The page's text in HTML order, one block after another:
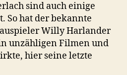
sind auch einige
So hat der bekannte
Willy Harlander
in unzähligen Filmen und
hier seine letzte